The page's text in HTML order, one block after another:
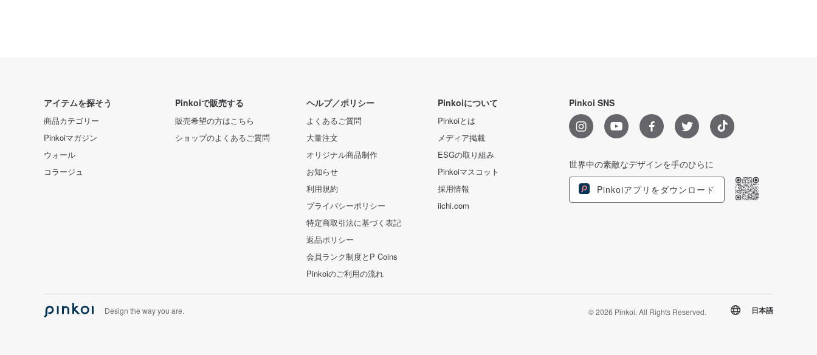
アイテムを探そう
商品カテゴリー
Pinkoiマガジン
ウォール
コラージュ
Pinkoiで販売する
販売希望の方はこちら
ショップのよくあるご質問
ヘルプ／ポリシー
よくあるご質問
大量注文
オリジナル商品制作
お知らせ
利用規約
プライバシーポリシー
特定商取引法に基づく表記
返品ポリシー
会員ランク制度とP Coins
Pinkoiのご利用の流れ
Pinkoiについて
Pinkoiとは
メディア掲載
ESGの取り組み
Pinkoiマスコット
採用情報
iichi.com
Pinkoi SNS
世界中の素敵なデザインを手のひらに
Pinkoiアプリをダウンロード
Design the way you are. © 2026 Pinkoi. All Rights Reserved. 日本語